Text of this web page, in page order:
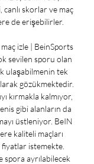
skorlar ve maç
de erişebilirler.
izle | BeinSports
sevilen sporu olan
ulaşabilmenin tek
gözükmektedir.
kırmakla kalmıyor,
gibi alanların da
üstleniyor. BeIN
kaliteli maçları
istemekte.
spora ayrılabilecek